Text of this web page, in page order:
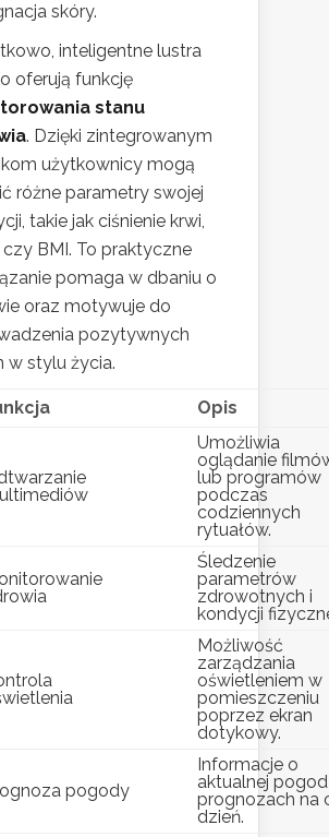
skóry.
inteligentne lustra
oferują funkcję
stanu
. Dzięki zintegrowanym
użytkownicy mogą
różne parametry swojej
takie jak ciśnienie krwi,
BMI. To praktyczne
pomaga w dbaniu o
oraz motywuje do
pozytywnych
w stylu życia.
Opis
Umożliwia
oglądanie
lub programów
podczas
codziennych
rytuałów.
Śledzenie
parametrów
zdrowotnych i
kondycji
Możliwość
zarządzania
oświetleniem w
pomieszczeniu
poprzez ekran
dotykowy.
pogody
Informacje o
aktualnej
prognozach na
dzień.